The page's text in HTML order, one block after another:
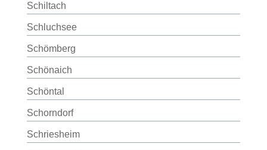
Schiltach
Schluchsee
Schömberg
Schönaich
Schöntal
Schorndorf
Schriesheim